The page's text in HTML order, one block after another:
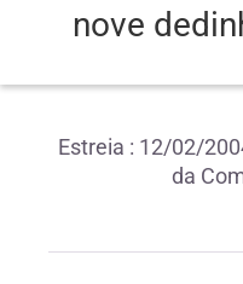
nove
Estreia : 12/02/
da